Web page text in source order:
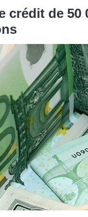
crédit de